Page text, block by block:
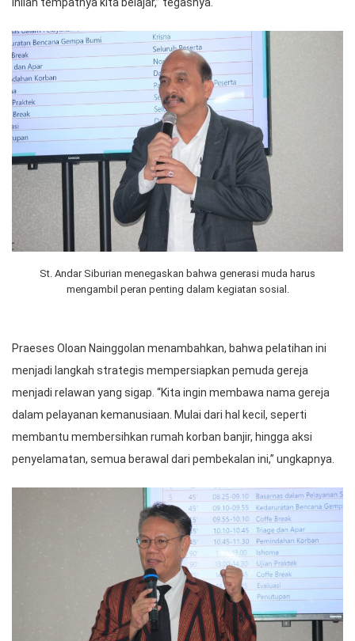
St. Andar Siburian menegaskan bahwa generasi muda harus
mengambil peran penting dalam kegiatan sosial.
Praeses Oloan Nainggolan menambahkan, bahwa pelatihan ini
menjadi langkah strategis mempersiapkan pemuda gereja
menjadi relawan yang sigap. “Kita ingin membawa nama gereja
dalam pelayanan kemanusiaan. Mulai dari hal kecil, seperti
membantu membersihkan rumah korban banjir, hingga aksi
penyelamatan, semua berawal dari pembekalan ini,” ungkapnya.